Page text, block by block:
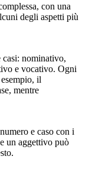
con una
degli aspetti più
casi: nominativo,
e vocativo. Ogni
il
mentre
e caso con i
un aggettivo può